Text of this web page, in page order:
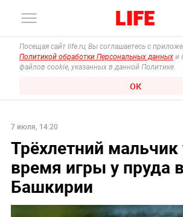
Посещая сайт life.ru, Вы соглашаетесь с
Политикой обработки Персональных данных и
файлов cookie, указанных в данной Политике.
ОК
7 июля, 14:20
Трёхлетний мальчик
время игры у пруда в
Башкирии